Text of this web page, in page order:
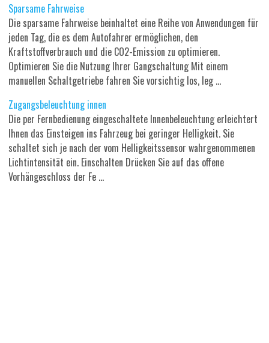
Sparsame Fahrweise
Die sparsame Fahrweise beinhaltet eine Reihe von Anwendungen für
jeden Tag, die es dem Autofahrer ermöglichen, den
Kraftstoffverbrauch und die CO2-Emission zu optimieren.
Optimieren Sie die Nutzung Ihrer Gangschaltung Mit einem
manuellen Schaltgetriebe fahren Sie vorsichtig los, leg ...
Zugangsbeleuchtung innen
Die per Fernbedienung eingeschaltete Innenbeleuchtung erleichtert
Ihnen das Einsteigen ins Fahrzeug bei geringer Helligkeit. Sie
schaltet sich je nach der vom Helligkeitssensor wahrgenommenen
Lichtintensität ein. Einschalten Drücken Sie auf das offene
Vorhängeschloss der Fe ...